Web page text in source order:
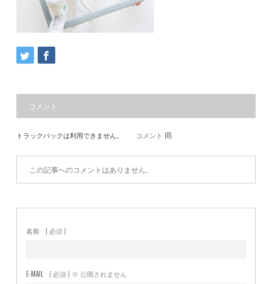
コメント
トラックバックは利用できません。 コメント (0)
この記事へのコメントはありません。
名前 ( 必須 )
E-MAIL ( 必須 ) ※ 公開されません